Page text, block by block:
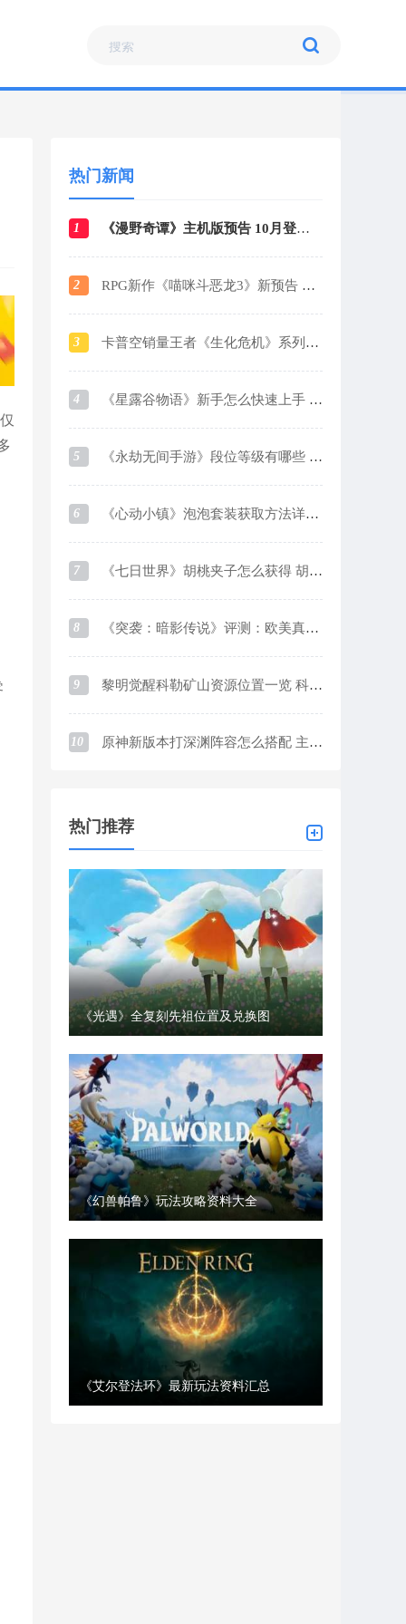
热门新闻
1 《漫野奇谭》主机版预告 10月登陆各大平台
2 RPG新作《喵咪斗恶龙3》新预告 战斗场景曝光
3 卡普空销量王者《生化危机》系列销量破1.6亿
4 《星露谷物语》新手怎么快速上手 新手玩法攻略指南2024
5 《永劫无间手游》段位等级有哪些 段位等级及对应分数一览
6 《心动小镇》泡泡套装获取方法详细介绍
7 《七日世界》胡桃夹子怎么获得 胡桃夹子获取方法
8 《突袭：暗影传说》评测：欧美真实系画风下的魔灵like游戏
9 黎明觉醒科勒矿山资源位置一览 科勒矿山资源采集点在哪
10 原神新版本打深渊阵容怎么搭配 主流阵容优缺点介绍及培养思路
热门推荐
《光遇》全复刻先祖位置及兑换图
《幻兽帕鲁》玩法攻略资料大全
《艾尔登法环》最新玩法资料汇总